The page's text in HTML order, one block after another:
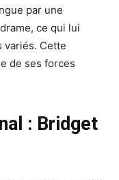
par une
ce qui lui
variés. Cette
de ses forces
: Bridget